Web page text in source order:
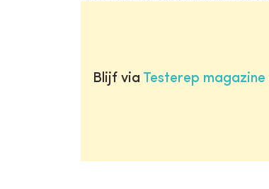
Blijf via Testerep magazine